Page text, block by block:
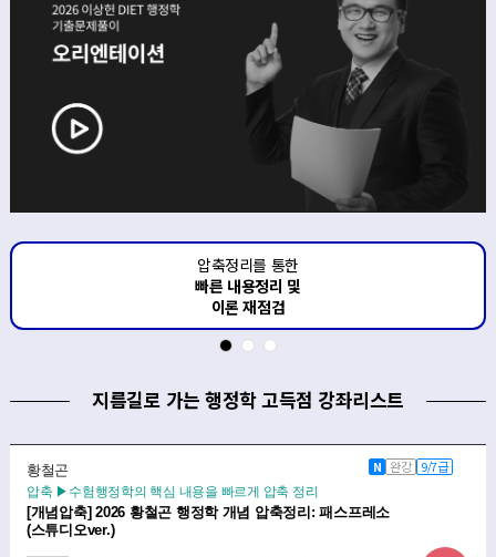
도식화된 PPT 자료를 통해
빈출개념 리마인드 병행
지름길로 가는 행정학 고득점 강좌리스트
황철곤 N 완강 9/7급
압축 ▶수험행정학의 핵심 내용을 빠르게 압축 정리
[개념압축] 2026 황철곤 행정학 개념 압축정리: 패스프레소
(스튜디오ver.)